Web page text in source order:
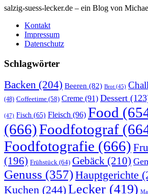
salzig-suess-lecker.de – ein Blog von
Kontakt
Impressum
Datenschutz
Schlagwörter
Backen (204) Beeren (82) Brot (45)
(48) Coffeetime (58) Creme (91) Dessert
(47) Fisch (65) Fleisch (96) Food
(666)Foodfotograf
Foodfotografie (666)
(196) Frühstück (64) Gebäck (210)
Genuss (357)Hauptgerichte
Kuchen (244)Lecker (419)